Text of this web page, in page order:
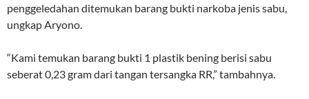
penggeledahan ditemukan barang bukti narkoba jenis sabu,
ungkap Aryono.
“Kami temukan barang bukti 1 plastik bening berisi sabu
seberat 0,23 gram dari tangan tersangka RR,” tambahnya.